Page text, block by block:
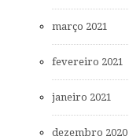
março 2021
fevereiro 2021
janeiro 2021
dezembro 2020